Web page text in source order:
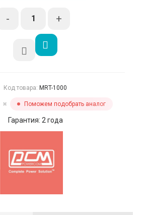
- +
Код товара: MRT-1000
✖ Поможем подобрать аналог
Гарантия: 2 года